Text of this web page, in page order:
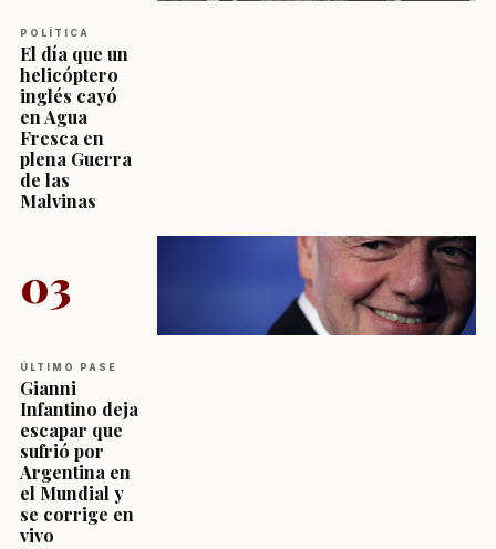
POLÍTICA
El día que un
helicóptero
inglés cayó
en Agua
Fresca en
plena Guerra
de las
Malvinas
03
ÚLTIMO PASE
Gianni
Infantino deja
escapar que
sufrió por
Argentina en
el Mundial y
se corrige en
vivo